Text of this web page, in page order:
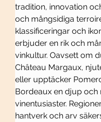
tradition, innovation
och mångsidiga
klassificeringar och
erbjuder en rik och
vinkultur. Oavsett om
Château Margaux,
eller upptäcker
Bordeaux en djup
vinentusiaster.
hantverk och arv